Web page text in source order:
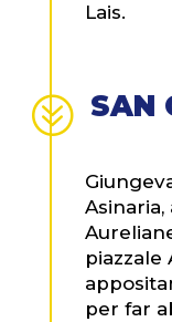
Lais.
? SAN
piazzale
per far